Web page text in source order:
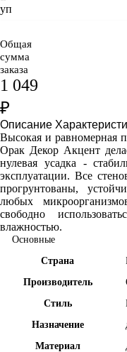
уп
Общая
сумма
заказа
1 049
₽
Описание
Высокая и равномерная
Орак Декор Акцент
нулевая усадка -
эксплуатации. Все
прогрунтованы,
любых
свободно
влажностью.
Основные
Страна
Производитель
Стиль
Назначение
Материал